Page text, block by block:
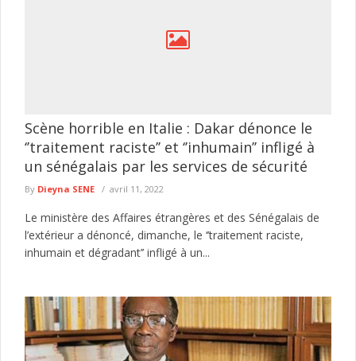
Scène horrible en Italie : Dakar dénonce le
‘’traitement raciste’’ et ‘’inhumain’’ infligé à
un sénégalais par les services de sécurité
By Dieyna SENE avril 11, 2022
Le ministère des Affaires étrangères et des Sénégalais de
l’extérieur a dénoncé, dimanche, le ‘’traitement raciste,
inhumain et dégradant’’ infligé à un...